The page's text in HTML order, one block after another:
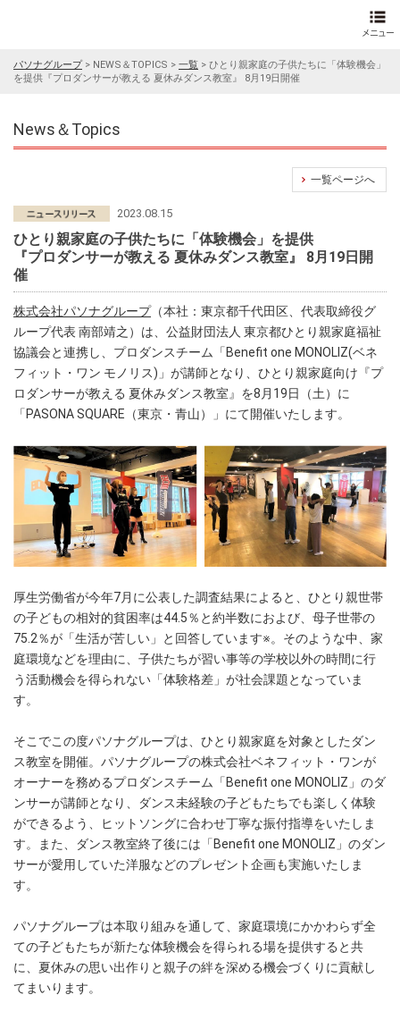
パソナグループ> NEWS＆TOPICS > 一覧 > ひとり親家庭の子供たちに「体験機会」
を提供『プロダンサーが教える 夏休みダンス教室』 8月19日開催
News＆Topics
一覧ページへ
2023.08.15
ひとり親家庭の子供たちに「体験機会」を提供
『プロダンサーが教える 夏休みダンス教室』 8月19日開
催
株式会社パソナグループ（本社：東京都千代田区、代表取締役グ
ループ代表 南部靖之）は、公益財団法人 東京都ひとり親家庭福祉
協議会と連携し、プロダンスチーム「Benefit one MONOLIZ(ベネ
フィット・ワン モノリス)」が講師となり、ひとり親家庭向け『プ
ロダンサーが教える 夏休みダンス教室』を8月19日（土）に
「PASONA SQUARE（東京・青山）」にて開催いたします。
厚生労働省が今年7月に公表した調査結果によると、ひとり親世帯
の子どもの相対的貧困率は44.5％と約半数におよび、母子世帯の
75.2％が「生活が苦しい」と回答しています※。そのような中、家
庭環境などを理由に、子供たちが習い事等の学校以外の時間に行
う活動機会を得られない「体験格差」が社会課題となっていま
す。
そこでこの度パソナグループは、ひとり親家庭を対象としたダン
ス教室を開催。パソナグループの株式会社ベネフィット・ワンが
オーナーを務めるプロダンスチーム「Benefit one MONOLIZ」のダ
ンサーが講師となり、ダンス未経験の子どもたちでも楽しく体験
ができるよう、ヒットソングに合わせ丁寧な振付指導をいたしま
す。また、ダンス教室終了後には「Benefit one MONOLIZ」のダン
サーが愛用していた洋服などのプレゼント企画も実施いたしま
す。
パソナグループは本取り組みを通して、家庭環境にかかわらず全
ての子どもたちが新たな体験機会を得られる場を提供すると共
に、夏休みの思い出作りと親子の絆を深める機会づくりに貢献し
てまいります。